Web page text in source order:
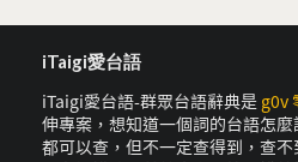
iTaigi愛台語
iTaigi愛台語-群眾台語辭典是 g0v
伸專案，想知道一個詞的台語怎
都可以查，但不一定查得到，查